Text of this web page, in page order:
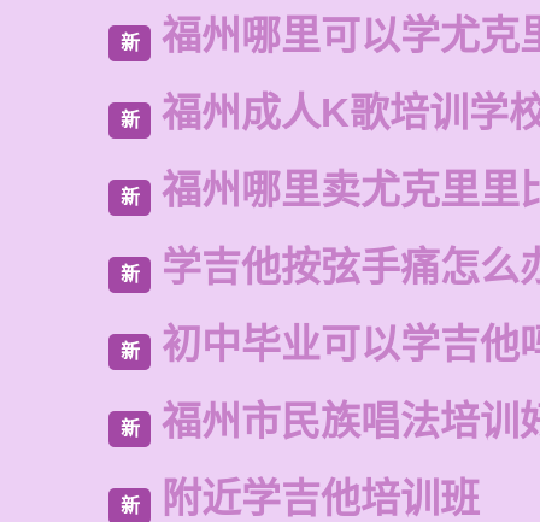
新 福州哪里可以学尤克
新 福州成人K歌培训学
新 福州哪里卖尤克里里
新 学吉他按弦手痛怎么
新 初中毕业可以学吉他
新 福州市民族唱法培训
新 附近学吉他培训班